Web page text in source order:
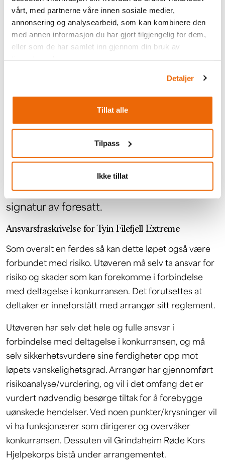
vårt, med partnerne våre innen sosiale medier,
annonsering og analysearbeid, som kan kombinere den
med annen informasjon du har gjort tilgjengelig for dem,
eller som de har samlet inn gjennom din bruk av
Detaljer
Tillat alle
Tilpass
Ikke tillat
Alle deltakere står selv ansvarlig for å holde seg
oppdatert på program og eventuelle endringer som
blir lagt ut på nettsiden:www.tyinfilefjell.noog på
arrangementets facebookside,
Ansvarsfraskrivelse
Ansvarsfraskrivelsen må signeres av alle
deltakere ved avhenting av startnummer.
Deltakere under 18 år må i tillegg ha
signatur av foresatt.
Ansvarsfraskrivelse for Tyin Filefjell Extreme
Som overalt en ferdes så kan dette løpet også være
forbundet med risiko. Utøveren må selv ta ansvar for
risiko og skader som kan forekomme i forbindelse
med deltagelse i konkurransen. Det forutsettes at
deltaker er inneforstått med arrangør sitt reglement.
Utøveren har selv det hele og fulle ansvar i
forbindelse med deltagelse i konkurransen, og må
selv sikkerhetsvurdere sine ferdigheter opp mot
løpets vanskelighetsgrad. Arrangør har gjennomført
risikoanalyse/vurdering, og vil i det omfang det er
vurdert nødvendig besørge tiltak for å forebygge
uønskede hendelser. Ved noen punkter/krysninger vil
vi ha funksjonærer som dirigerer og overvåker
konkurransen. Dessuten vil Grindaheim Røde Kors
Hjelpekorps bistå under arrangementet.